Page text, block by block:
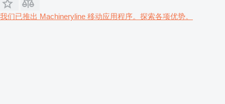
我们已推出 Machineryline 移动应用程序。探索各项优势。